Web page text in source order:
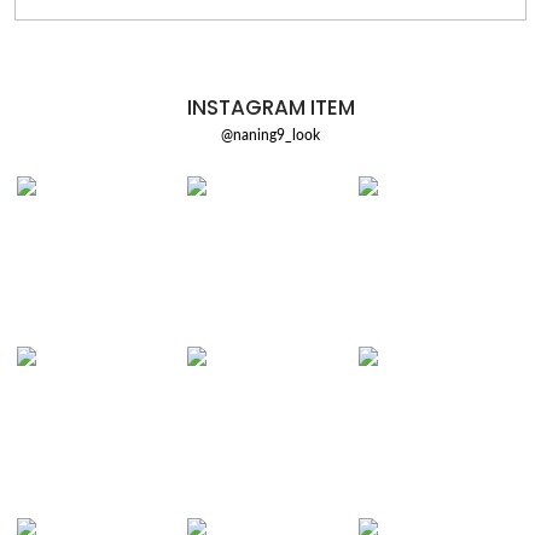
INSTAGRAM ITEM
@naning9_look